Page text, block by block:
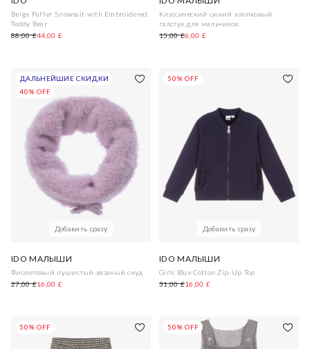
Beige Puffer Snowsuit with Embroidered
Teddy Bear
88,00 £44,00 £
Классический синий хлопковый
галстук для мальчиков
15,00 £6,00 £
ДАЛЬНЕЙШИЕ СКИДКИ
40% OFF
Добавить сразу
IDO МАЛЫШИ
Фиолетовый пушистый вязаный снуд
27,00 £16,00 £
50% OFF
Добавить сразу
IDO МАЛЫШИ
Girls Blue Cotton Zip-Up Top
31,00 £16,00 £
50% OFF 50% OFF